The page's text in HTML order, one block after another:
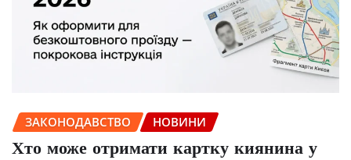
ЗАКОНОДАВСТВО НОВИНИ
Хто може отримати картку киянина у